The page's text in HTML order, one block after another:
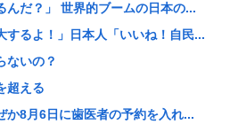
注意したら「お母さんの料理は...
年後には姿を消す…損益分岐...
がり 軟弱地盤での実績ない工法...
「28歳時点で独身の男女を強制...
んだ？」 世界的ブームの日本の...
するよ！」日本人「いいね！自民...
ないの？
超える
か8月6日に歯医者の予約を入れ...